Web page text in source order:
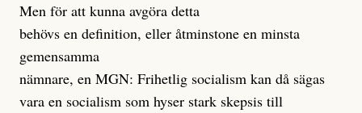
Men för att kunna avgöra detta
behövs en definition, eller åtminstone en minsta
gemensamma
nämnare, en MGN: Frihetlig socialism kan då sägas
vara en socialism som hyser stark skepsis till